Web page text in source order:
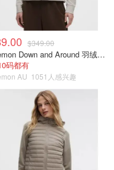
$349.00
lululemon Down and Around 羽绒夹克
码都有
AU 1051人感兴趣